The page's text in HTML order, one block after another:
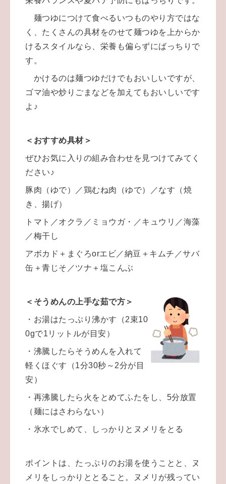
麺つゆにつけて食べるいつものやり方ではな
く、たくさんの具材をのせて麺つゆを上からか
けるスタイルなら、栄養も偏らずにばっちりで
す。
かけるのは麺つゆだけでもおいしいですが、
ゴマ油や炒りごまなどを加えてもおいしいです
よ♪
＜おすすめ具材＞
ぜひお気に入りの組み合わせを見つけてみてく
ださい♪
豚肉（ゆで）／鶏むね肉（ゆで） ／なす（焼
き、揚げ）
トマト ／オクラ ／ ミョウガ・ ／キュウリ ／海藻
／梅干し
アボカド＋まぐろorエビ ／納豆＋キムチ ／サバ
缶＋青じそ ／ツナ＋塩こんぶ
＜そうめんの上手な茹で方＞
・お湯はたっぷり沸かす（2束10
0gで1リットルが目安）
・沸騰したらそうめんを入れて
軽くほぐす（1分30秒～2分が目
安）
・再沸騰したら火をとめてふたをし、5分放置
（麺にはさわらない）
・氷水でしめて、しっかりとヌメリをとる
ポイントは、たっぷりのお湯を使うことと、ヌ
メリをしっかりととること。ヌメリが残ってい